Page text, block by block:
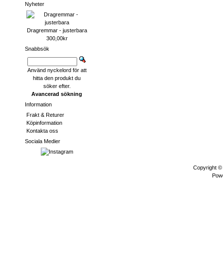
Nyheter
Dragremmar - justerbara
300,00kr
Snabbsök
Använd nyckelord för att
hitta den produkt du
söker efter.
Avancerad sökning
Information
Frakt & Returer
Köpinformation
Kontakta oss
Sociala Medier
Copyright